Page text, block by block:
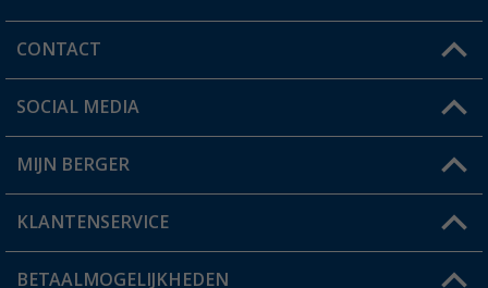
CONTACT
Een vraag?
Winkel vinden
SOCIAL MEDIA
MIJN BERGER
Mijn account
Status bestelling
KLANTENSERVICE
FAQ & Contact
BETAALMOGELIJKHEDEN